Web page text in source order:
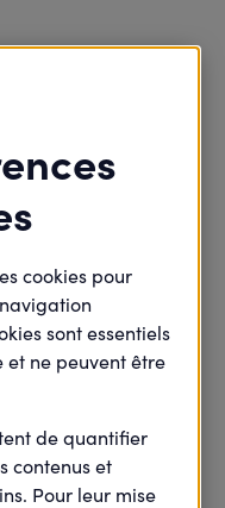
un email de
de l'évènement.
cookies pour
sont essentiels
et ne peuvent être
de quantifier
contenus et
Pour leur mise